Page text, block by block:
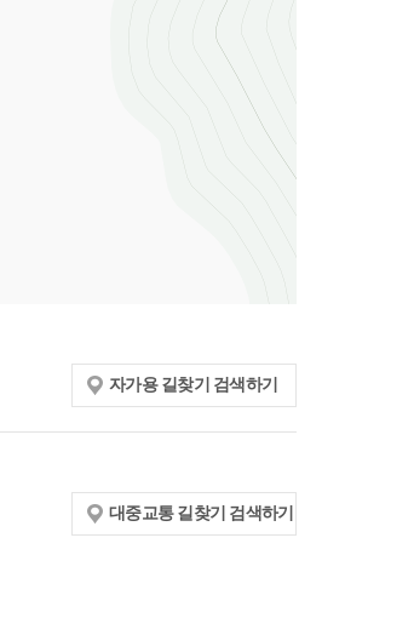
자가용 길찾기 검색하기
대중교통 길찾기 검색하기